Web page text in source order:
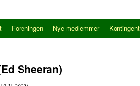
Foreningen Nye medlemmer Kontingent
Sheeran)